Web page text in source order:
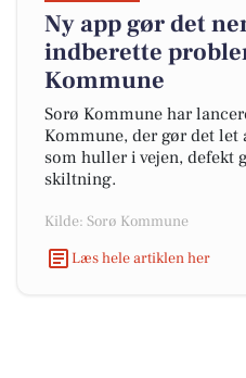
Ny app gør det
indberette
Kommune
Sorø Kommune har
Kommune, der gør det
som huller i vejen, defekt
skiltning.
Kilde: Sorø Kommune
Læs hele artiklen her